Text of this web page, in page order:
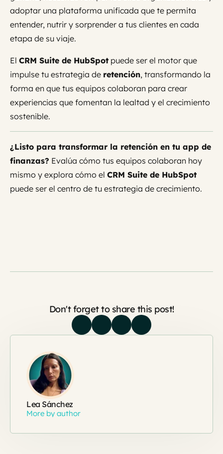
adoptar una plataforma unificada que te permita
entender, nutrir y sorprender a tus clientes en cada
etapa de su viaje.
El CRM Suite de HubSpot puede ser el motor que
impulse tu estrategia de retención, transformando la
forma en que tus equipos colaboran para crear
experiencias que fomentan la lealtad y el crecimiento
sostenible.
¿Listo para transformar la retención en tu app de
finanzas? Evalúa cómo tus equipos colaboran hoy
mismo y explora cómo el CRM Suite de HubSpot
puede ser el centro de tu estrategia de crecimiento.
Don't forget to share this post!
Lea Sánchez
More by author